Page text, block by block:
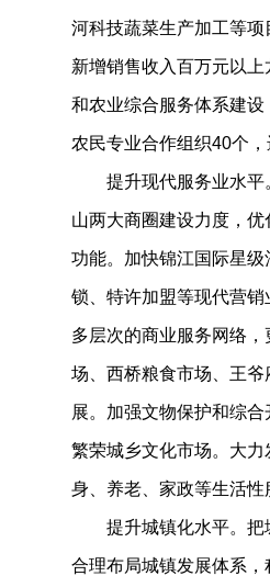
河科技蔬菜生产加工等
新增销售收入百万元以
和农业综合服务体系建
农民专业合作组织40个
提升现代服务业水平
山两大商圈建设力度，
功能。加快锦江国际星
锁、特许加盟等现代营
多层次的商业服务网络
场、西桥粮食市场、王
展。加强文物保护和综
繁荣城乡文化市场。大
身、养老、家政等生活
提升城镇化水平。把
合理布局城镇发展体系